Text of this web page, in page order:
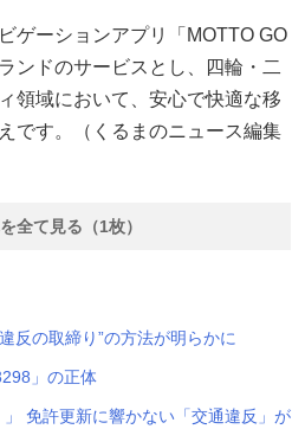
ゲーションアプリ「MOTTO GO
ンドのサービスとし、四輪・二
領域において、安心で快適な移
です。（くるまのニュース編集
全て見る（1枚）
反の取締り”の方法が明らかに
」の正体
」 免許更新に響かない「交通違反」が